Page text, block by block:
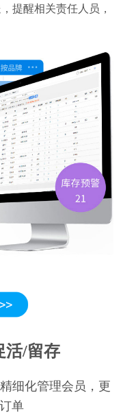
提醒相关责任人员，
活/留存
细化管理会员，更
单